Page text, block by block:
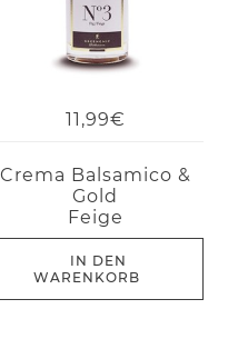
11,99€
Crema Balsamico &
Gold
Feige
IN DEN
WARENKORB